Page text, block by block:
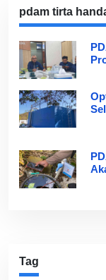
pdam tirta
Tag